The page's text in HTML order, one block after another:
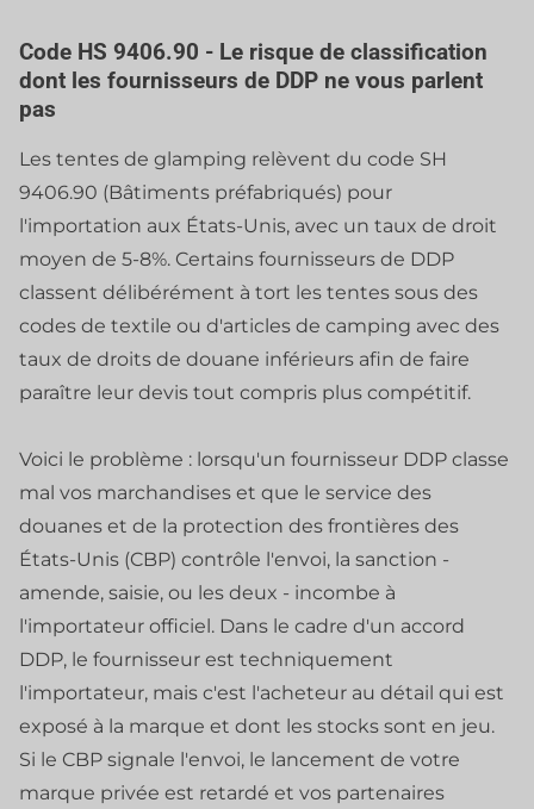
Code HS 9406.90 - Le risque de classification
dont les fournisseurs de DDP ne vous parlent
pas
Les tentes de glamping relèvent du code SH
9406.90 (Bâtiments préfabriqués) pour
l'importation aux États-Unis, avec un taux de droit
moyen de 5-8%. Certains fournisseurs de DDP
classent délibérément à tort les tentes sous des
codes de textile ou d'articles de camping avec des
taux de droits de douane inférieurs afin de faire
paraître leur devis tout compris plus compétitif.
Voici le problème : lorsqu'un fournisseur DDP classe
mal vos marchandises et que le service des
douanes et de la protection des frontières des
États-Unis (CBP) contrôle l'envoi, la sanction -
amende, saisie, ou les deux - incombe à
l'importateur officiel. Dans le cadre d'un accord
DDP, le fournisseur est techniquement
l'importateur, mais c'est l'acheteur au détail qui est
exposé à la marque et dont les stocks sont en jeu.
Si le CBP signale l'envoi, le lancement de votre
marque privée est retardé et vos partenaires